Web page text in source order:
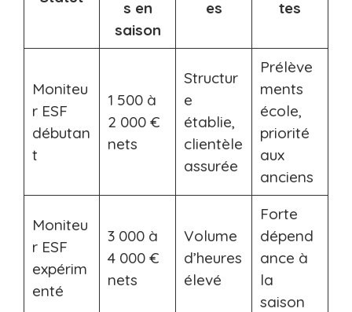
s en
saison
es tes
Moniteu
r ESF
débutan
t
1 500 à
2 000 €
nets
Structur
e
établie,
clientèle
assurée
Prélève
ments
école,
priorité
aux
anciens
Moniteu
r ESF
expérim
enté
3 000 à
4 000 €
nets
Volume
d’heures
élevé
Forte
dépend
ance à
la
saison